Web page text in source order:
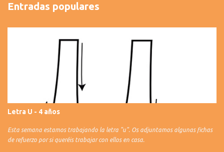
Entradas populares
Letra U - 4 años
Esta semana estamos trabajando la letra "u". Os adjuntamos algunas fichas
de refuerzo por si queréis trabajar con ellos en casa.